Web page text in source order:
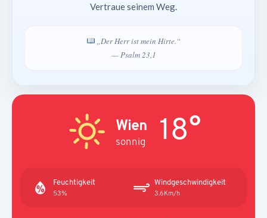
Vertraue seinem Weg.
„Der Herr ist mein Hirte.“
— Psalm 23,1
Wien
sonnig 18°
Feuchtigkeit
53%
Windgeschwindigkeit
3.6Km/h